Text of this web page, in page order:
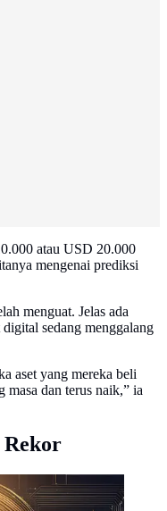
atau USD 20.000
mengenai prediksi
menguat. Jelas ada
digital sedang menggalang
aset yang mereka beli
masa dan terus naik,” ia
Rekor
By AI)